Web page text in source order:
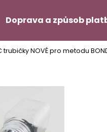
Doprava a způsob
trubičky NOVÉ pro metodu
najít?